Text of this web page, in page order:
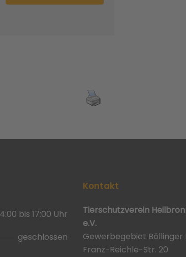
bis 17:00 Uhr
geschlossen
Kontakt
Tierschutzverein
e.V.
Gewerbegebiet Böllinger
Franz-Reichle-Str. 20